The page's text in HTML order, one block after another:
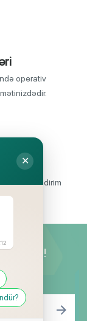
operativ
məbləğli endirim
olun!
✕